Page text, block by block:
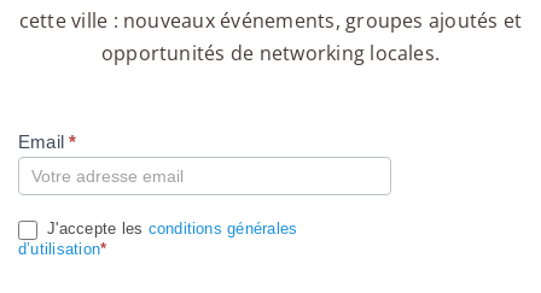
cette ville : nouveaux événements, groupes ajoutés et
opportunités de networking locales.
Compte
Email*
J'accepte les conditions générales
d’utilisation*